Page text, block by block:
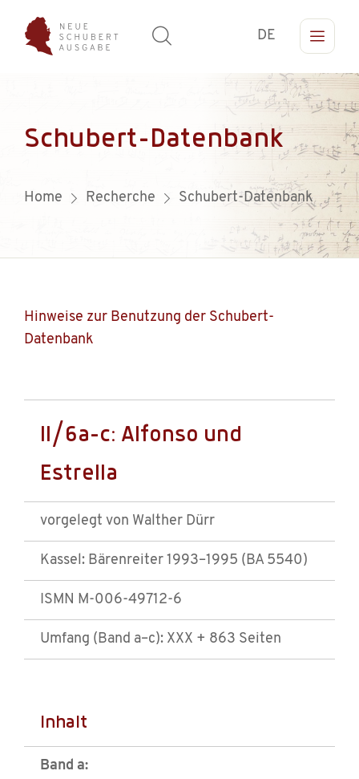
DE
Schubert-Datenbank
Home Recherche Schubert-Datenbank
Hinweise zur Benutzung der Schubert-
Datenbank
II/6a–c: Alfonso und
Estrella
vorgelegt von Walther Dürr
Kassel: Bärenreiter 1993–1995 (BA 5540)
ISMN M-006-49712-6
Umfang (Band a–c): XXX + 863 Seiten
Inhalt
Band a: